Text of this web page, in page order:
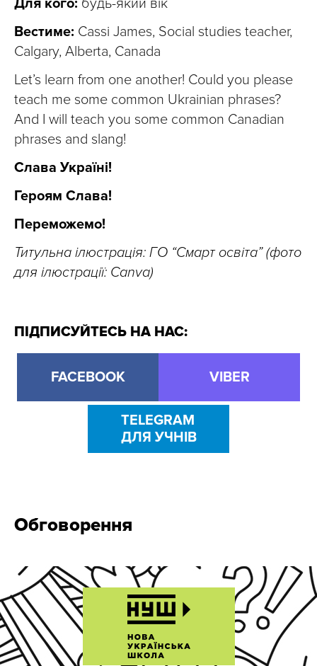
Вестиме: Cassi James, Social studies teacher,
Calgary, Alberta, Canada
Let’s learn from one another! Could you please
teach me some common Ukrainian phrases?
And I will teach you some common Canadian
phrases and slang!
Слава Україні!
Героям Слава!
Переможемо!
Титульна ілюстрація: ГО “Смарт освіта” (фото
для ілюстрації: Canva)
ПІДПИСУЙТЕСЬ НА НАС:
FACEBOOK VIBER
TELEGRAM
ДЛЯ УЧНІВ
Обговорення